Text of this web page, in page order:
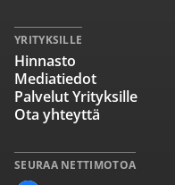
SEURAA NETTIMOTOA
YRITYKSILLE
Hinnasto
Mediatiedot
Palvelut Yrityksille
Ota yhteyttä